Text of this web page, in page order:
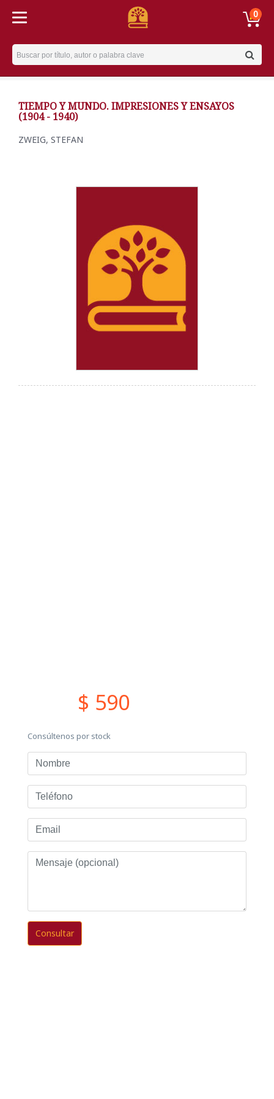
0
Username
TIEMPO Y MUNDO. IMPRESIONES Y ENSAYOS
(1904 - 1940)
ZWEIG, STEFAN
$ 590
Consúltenos por stock
Nombre
Teléfono
Email
Mensaje
Consultar